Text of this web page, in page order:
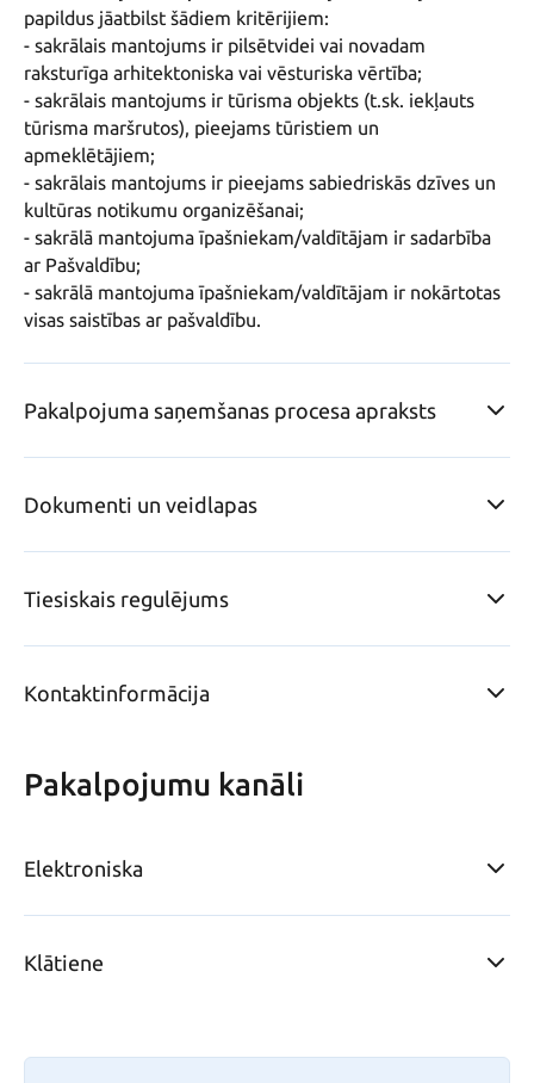
papildus jāatbilst šādiem kritērijiem:
- sakrālais mantojums ir pilsētvidei vai novadam
raksturīga arhitektoniska vai vēsturiska vērtība;
- sakrālais mantojums ir tūrisma objekts (t.sk. iekļauts
tūrisma maršrutos), pieejams tūristiem un
apmeklētājiem;
- sakrālais mantojums ir pieejams sabiedriskās dzīves un
kultūras notikumu organizēšanai;
- sakrālā mantojuma īpašniekam/valdītājam ir sadarbība
ar Pašvaldību;
- sakrālā mantojuma īpašniekam/valdītājam ir nokārtotas
visas saistības ar pašvaldību.
Pakalpojuma saņemšanas procesa apraksts
Dokumenti un veidlapas
Tiesiskais regulējums
Kontaktinformācija
Pakalpojumu kanāli
Elektroniska
Klātiene